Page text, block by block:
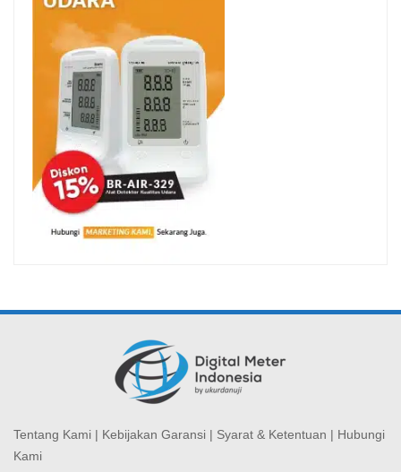
Tentang Kami | Kebijakan Garansi | Syarat & Ketentuan | Hubungi
Kami